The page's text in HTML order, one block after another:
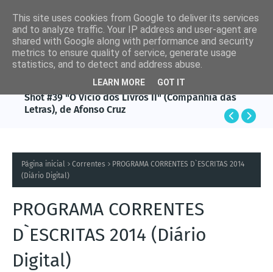
Shot #39 "O Vício dos Livros II" (Companhia das
Letras), de Afonso Cruz
Página inicial Correntes
PROGRAMA CORRENTES D`ESCRITAS 2014
(Diário Digital)
PROGRAMA CORRENTES
D`ESCRITAS 2014 (Diário
Digital)
This site uses cookies from Google to deliver its services
and to analyze traffic. Your IP address and user-agent are
shared with Google along with performance and security
metrics to ensure quality of service, generate usage
statistics, and to detect and address abuse.
LEARN MORE GOT IT